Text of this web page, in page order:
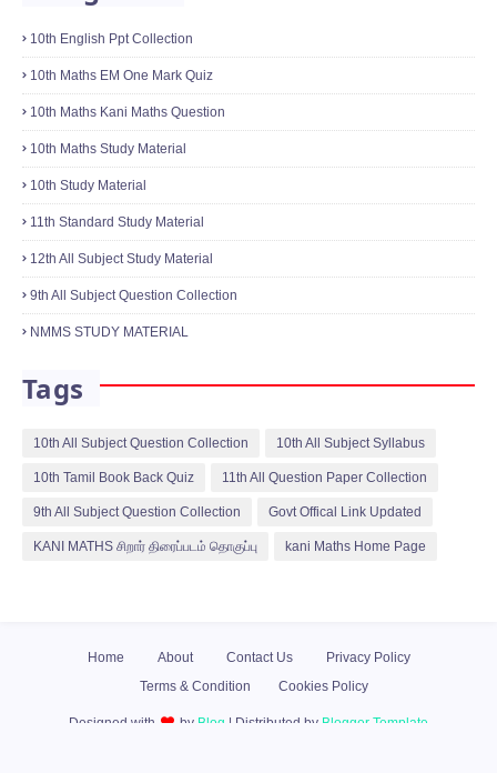
10th English Ppt Collection
10th Maths EM One Mark Quiz
10th Maths Kani Maths Question
10th Maths Study Material
10th Study Material
11th Standard Study Material
12th All Subject Study Material
9th All Subject Question Collection
NMMS STUDY MATERIAL
Tags
10th All Subject Question Collection 10th All Subject Syllabus
10th Tamil Book Back Quiz 11th All Question Paper Collection
9th All Subject Question Collection Govt Offical Link Updated
KANI MATHS சிறார் திரைப்படம் தொகுப்பு kani Maths Home Page
Home About Contact Us
Privacy Policy
Terms & Condition
Cookies Policy
Designed with by Blog | Distributed by Blogger Template